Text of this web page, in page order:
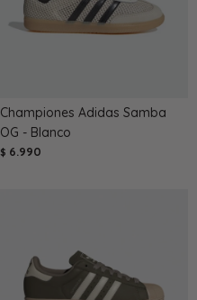
Championes Adidas Samba
OG - Blanco
$ 6.990